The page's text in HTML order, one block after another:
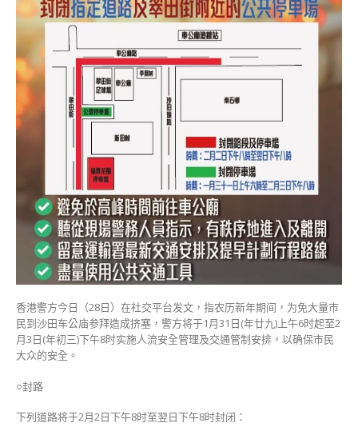
年
初
初
三
车
施
人
流
及
交
通
管
制〉
中
香港警方今日（28日）在社交平台发文，指农历新年期间，为免大量市
民到沙田车公庙参拜造成挤塞，警方将于1月31日(年廿九)上午6时起至2
月3日(年初三)下午8时实施人流安全管理及交通管制安排，以确保市民
大众的安全。
○封路
下列道路将于2月2日下午8时至翌日下午8时封闭：